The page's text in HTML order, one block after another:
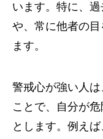
います。特に、
や、常に他者の
ます。
警戒心が強い人
ことで、自分が
とします。例え